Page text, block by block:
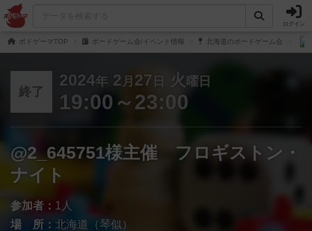
ログイン
ボドゲーマTOP ボードゲーム会/イベント情報 北海道のボードゲーム会
終了
2024年 2 月 27 日 火 曜日
19:00～23:00
@2_645751様主催 フロギストン・
ナイト
参加者： 1人
場 所： 北海道（琴似）